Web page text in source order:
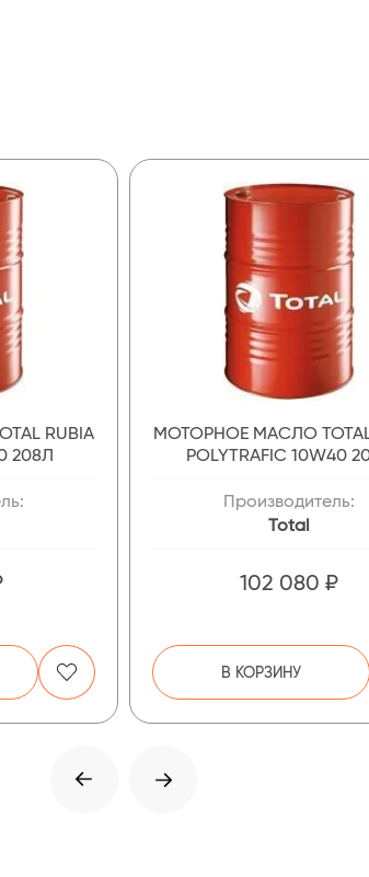
RUBIA
208Л
МОТОРНОЕ МАСЛО TOTAL
POLYTRAFIC 10W40
Производитель:
Total
102 080 ₽
В КОРЗИНУ